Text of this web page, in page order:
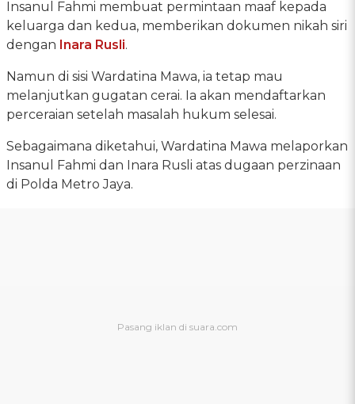
Insanul Fahmi membuat permintaan maaf kepada
keluarga dan kedua, memberikan dokumen nikah siri
dengan Inara Rusli.
Namun di sisi Wardatina Mawa, ia tetap mau
melanjutkan gugatan cerai. Ia akan mendaftarkan
perceraian setelah masalah hukum selesai.
Sebagaimana diketahui, Wardatina Mawa melaporkan
Insanul Fahmi dan Inara Rusli atas dugaan perzinaan
di Polda Metro Jaya.